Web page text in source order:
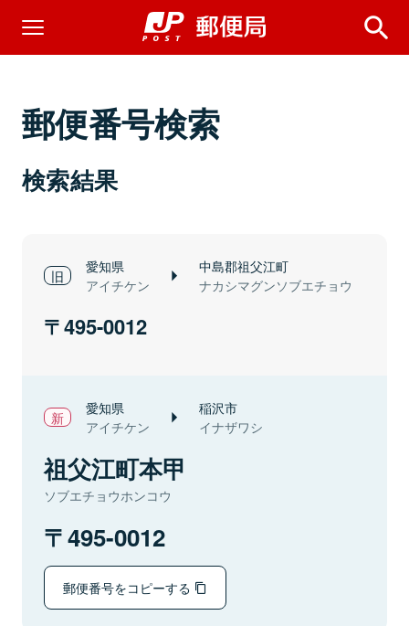
郵便番号検索
検索結果
愛知県
アイチケン
中島郡祖父江町
ナカシマグンソブエチョウ
495-0012
愛知県
アイチケン
稲沢市
イナザワシ
祖父江町本甲
ソブエチョウホンコウ
495-0012
郵便番号をコピーする